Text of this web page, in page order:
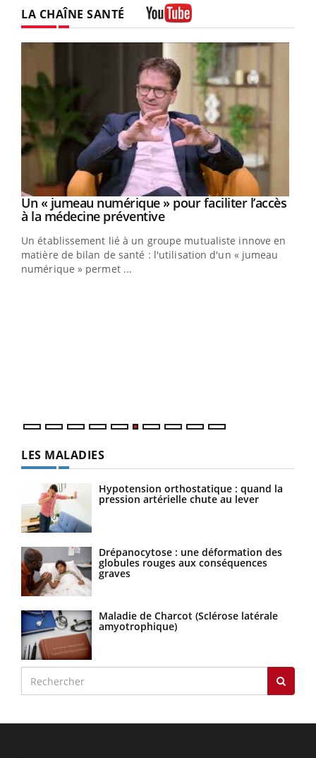
LA CHAÎNE SANTÉ
Youtube
Un « jumeau numérique » pour faciliter l’accès
à la médecine préventiveYoutube
Un établissement lié à un groupe mutualiste innove en
matière de bilan de santé : l'utilisation d'un « jumeau
numérique » permet ...
LES MALADIES
Hypotension orthostatique : quand la
pression artérielle chute au lever
Drépanocytose : une déformation des
globules rouges aux conséquences
graves
Maladie de Charcot (Sclérose latérale
amyotrophique)